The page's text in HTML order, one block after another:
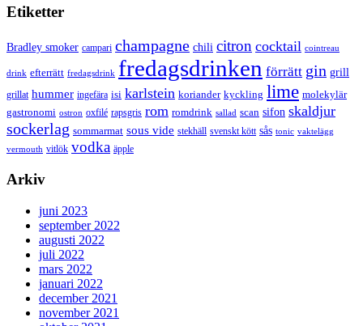
Etiketter
Bradley smoker campari champagne chili citron cocktail cointreau
drink efterrätt fredagsdrink fredagsdrinken förrätt gin grill
grillat hummer ingefära isi karlstein koriander kyckling lime molekylär
gastronomi ostron oxfilé rapsgris rom romdrink sallad scan sifon skaldjur
sockerlag sommarmat sous vide stekhäll svenskt kött sås tonic vaktelägg
vermouth vitlök vodka äpple
Arkiv
juni 2023
september 2022
augusti 2022
juli 2022
mars 2022
januari 2022
december 2021
november 2021